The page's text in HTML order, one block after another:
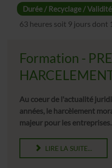
Durée / Recyclage / Validité
63 heures soit 9 jours dont
Formation -
Au coeur de l'actualité
années, le harcèlement
majeur pour les entreprises.
LIRE LA SUITE...